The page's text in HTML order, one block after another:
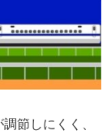
節しにくく、